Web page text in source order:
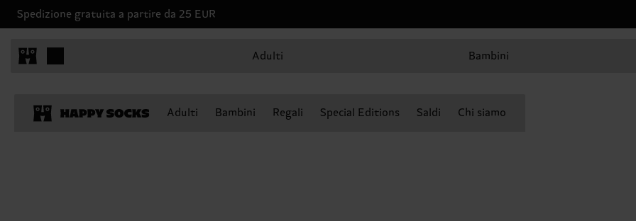
Spedizione gratuita a partire da 25 EUR
Adulti Bambini
Adulti Bambini Regali Special Editions Saldi Chi siamo